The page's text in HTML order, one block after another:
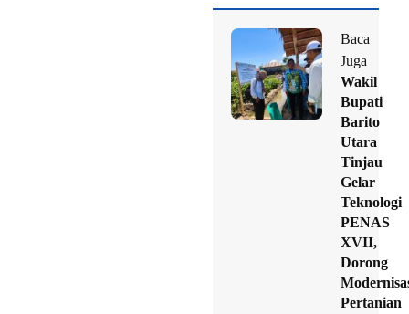
Baca
Juga
Wakil
Bupati
Barito
Utara
Tinjau
Gelar
Teknologi
PENAS
XVII,
Dorong
Pertanian